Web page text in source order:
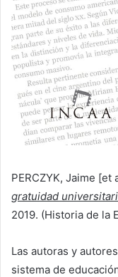
PERCZYK, Jaime [et
gratuidad
2019. (Historia de la
Las autoras y
sistema de